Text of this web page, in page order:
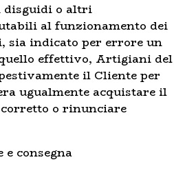
disguidi o altri
al funzionamento dei
sia indicato per errore un
effettivo, Artigiani del
il Cliente per
ugualmente acquistare il
o rinunciare
e consegna